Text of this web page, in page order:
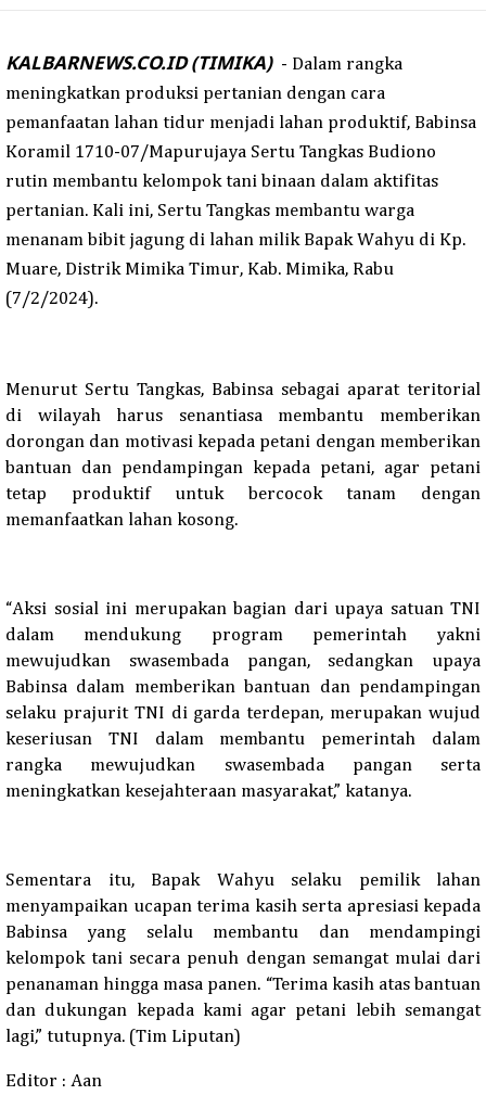
KALBARNEWS.CO.ID (TIMIKA) - Dalam rangka
meningkatkan produksi pertanian dengan cara
pemanfaatan lahan tidur menjadi lahan produktif, Babinsa
Koramil 1710-07/Mapurujaya Sertu Tangkas Budiono
rutin membantu kelompok tani binaan dalam aktifitas
pertanian. Kali ini, Sertu Tangkas membantu warga
menanam bibit jagung di lahan milik Bapak Wahyu di Kp.
Muare, Distrik Mimika Timur, Kab. Mimika, Rabu
(7/2/2024).
Menurut Sertu Tangkas, Babinsa sebagai aparat teritorial
di wilayah harus senantiasa membantu memberikan
dorongan dan motivasi kepada petani dengan memberikan
bantuan dan pendampingan kepada petani, agar petani
tetap produktif untuk bercocok tanam dengan
memanfaatkan lahan kosong.
“Aksi sosial ini merupakan bagian dari upaya satuan TNI
dalam mendukung program pemerintah yakni
mewujudkan swasembada pangan, sedangkan upaya
Babinsa dalam memberikan bantuan dan pendampingan
selaku prajurit TNI di garda terdepan, merupakan wujud
keseriusan TNI dalam membantu pemerintah dalam
rangka mewujudkan swasembada pangan serta
meningkatkan kesejahteraan masyarakat,” katanya.
Sementara itu, Bapak Wahyu selaku pemilik lahan
menyampaikan ucapan terima kasih serta apresiasi kepada
Babinsa yang selalu membantu dan mendampingi
kelompok tani secara penuh dengan semangat mulai dari
penanaman hingga masa panen. “Terima kasih atas bantuan
dan dukungan kepada kami agar petani lebih semangat
lagi,” tutupnya. (Tim Liputan)
Editor : Aan